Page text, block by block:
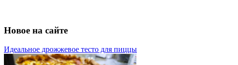
Новое на сайте
Идеальное дрожжевое тесто для пиццы